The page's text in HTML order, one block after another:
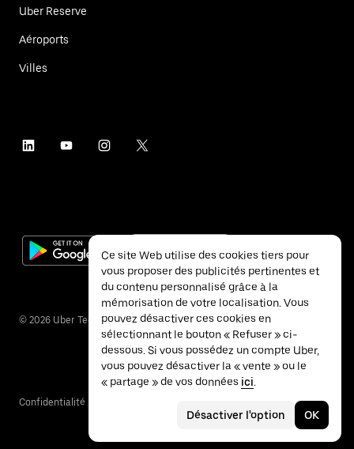
Uber Reserve
Aéroports
Villes
© 2026 Uber Technologies Inc.
Confidentialité
Ce site Web utilise des cookies tiers pour
vous proposer des publicités pertinentes et
du contenu personnalisé grâce à la
mémorisation de votre localisation. Vous
pouvez désactiver ces cookies en
sélectionnant le bouton « Refuser » ci-
dessous. Si vous possédez un compte Uber,
vous pouvez désactiver la « vente » ou le
« partage » de vos données ici.
Désactiver l'option OK